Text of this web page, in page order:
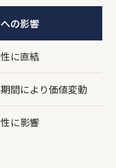
の影響
に直結
間により価値変動
に影響